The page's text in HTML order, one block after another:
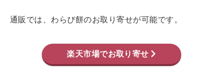
通販では、わらび餅のお取り寄せが可能です。
楽天市場でお取り寄せ